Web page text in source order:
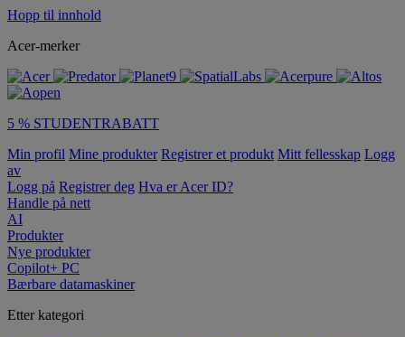
Hopp til innhold
Acer-merker
5 % STUDENTRABATT
Min profil Mine produkter Registrer et produkt Mitt fellesskap Logg
av
Logg på Registrer deg Hva er Acer ID?
Handle på nett
AI
Produkter
Nye produkter
Copilot+ PC
Bærbare datamaskiner
Etter kategori